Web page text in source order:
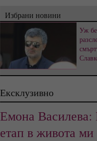
Избрани новини
Уж
Ексклузивно
Емона Василева:
етап в живота ми